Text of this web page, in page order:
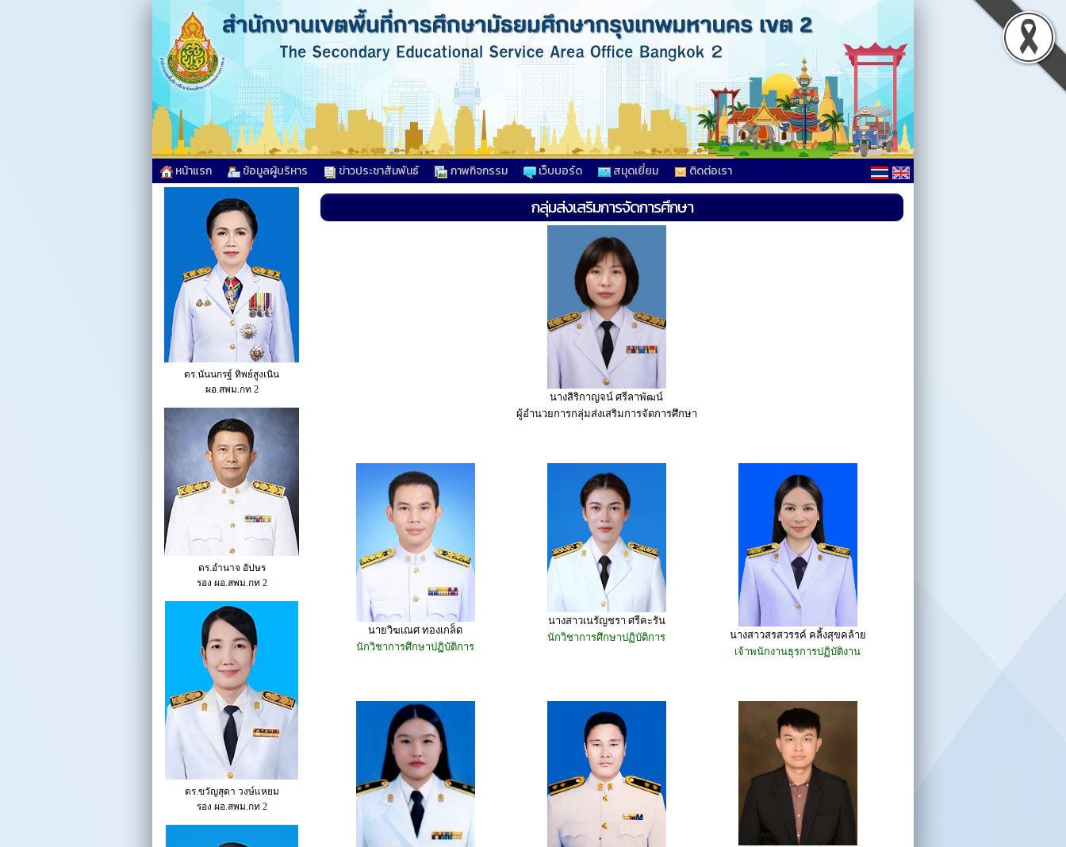
หน้าแรก ข้อมูลผู้บริหาร ข่าวประชาสัมพันธ์ ภาพกิจกรรม เว็บบอร์ด สมุดเยี่ยม ติดต่อเรา
ดร.นันนกรฐ์ ทิพย์สูงเนิน
ผอ.สพม.กท 2
ดร.อำนาจ อัปษร
รอง ผอ.สพม.กท 2
ดร.ขวัญสุดา วงษ์แหยม
รอง ผอ.สพม.กท 2
กลุ่มส่งเสริมการจัดการศึกษา
นางสิริกาญจน์ ศรีลาพัฒน์
ผู้อำนวยการกลุ่มส่งเสริมการจัดการศึกษา
นายวิฆเณศ ทองเกล็ด
นักวิชาการศึกษาปฏิบัติการ
นางสาวเนรัญชรา ศรีคะรัน
นักวิชาการศึกษาปฏิบัติการ
นางสาวสรสวรรค์ คลิ้งสุขคล้าย
เจ้าพนักงานธุรการปฏิบัติงาน